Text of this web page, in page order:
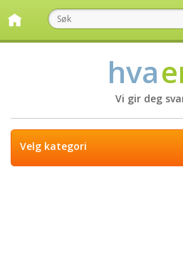
hva
Vi gir deg
Velg kategori